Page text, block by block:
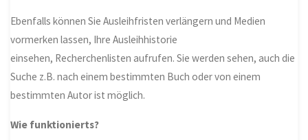
Ebenfalls können Sie Ausleihfristen verlängern und Medien
vormerken lassen, Ihre Ausleihhistorie
einsehen, Recherchenlisten aufrufen. Sie werden sehen, auch die
Suche z.B. nach einem bestimmten Buch oder von einem
bestimmten Autor ist möglich.
Wie funktionierts?